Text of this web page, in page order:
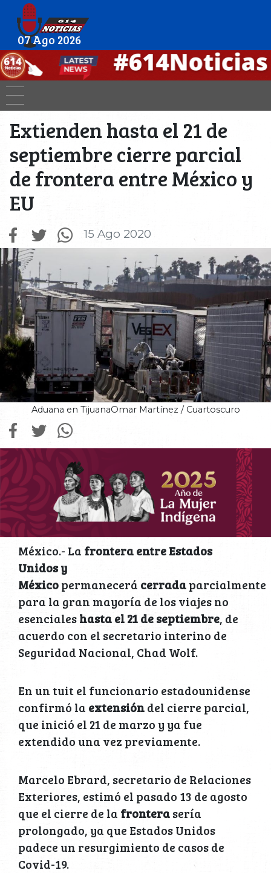
07 Ago 2026
Extienden hasta el 21 de
septiembre cierre parcial
de frontera entre México y
EU
15 Ago 2020
Aduana en TijuanaOmar Martínez / Cuartoscuro
México.- La frontera entre Estados
Unidos y
Méxicopermanecerá cerradaparcialmente
para la gran mayoría de los viajes no
esencialeshasta el 21 de septiembre, de
acuerdo con el secretario interino de
Seguridad Nacional, Chad Wolf.
En un tuit el funcionario estadounidense
confirmó la extensióndel cierre parcial,
que inició el 21 de marzo y ya fue
extendido una vez previamente.
Marcelo Ebrard, secretario de Relaciones
Exteriores, estimó el pasado 13 de agosto
que el cierre de la fronterasería
prolongado, ya que Estados Unidos
padece un resurgimiento de casos de
Covid-19.